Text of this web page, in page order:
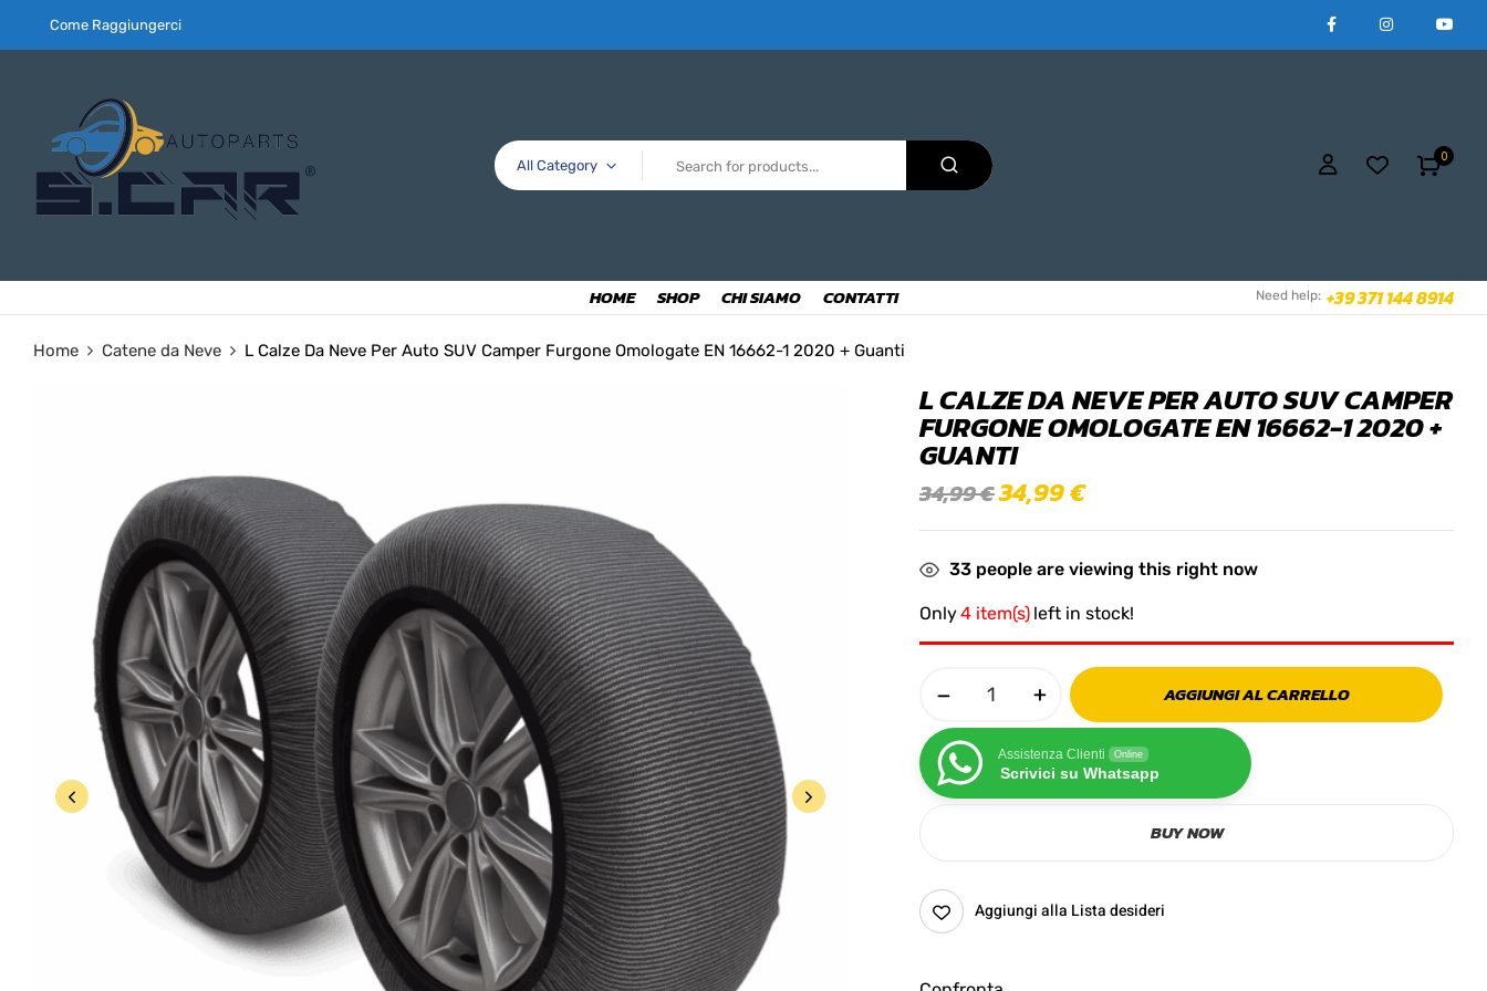
Come Raggiungerci
All Category
0
HOME SHOP CHI SIAMO CONTATTI Need help: +39 371 144 8914
Home Catene da Neve L Calze Da Neve Per Auto SUV Camper Furgone Omologate EN 16662-1 2020 + Guanti
L CALZE DA NEVE PER AUTO SUV CAMPER
FURGONE OMOLOGATE EN 16662-1 2020 +
GUANTI
34,99€34,99€
33 people are viewing this right now
Only4 item(s) left in stock!
AGGIUNGI AL CARRELLO
Assistenza Clienti Online
Scrivici su Whatsapp
BUY NOW
Aggiungi alla Lista desideri